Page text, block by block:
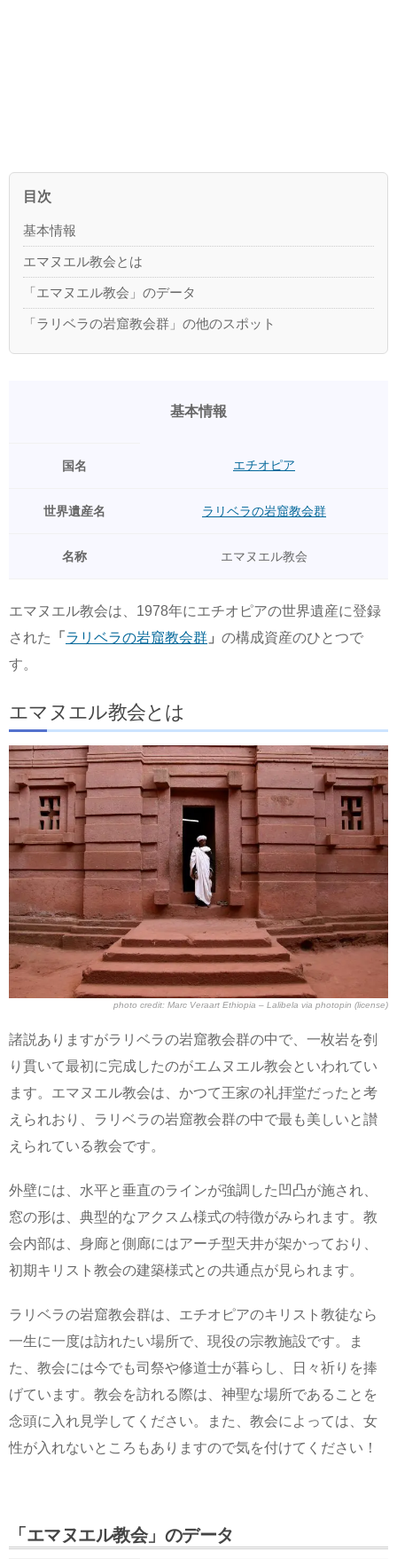
目次
基本情報
エマヌエル教会とは
「エマヌエル教会」のデータ
「ラリベラの岩窟教会群」の他のスポット
基本情報
国名 エチオピア
世界遺産名 ラリベラの岩窟教会群
名称 エマヌエル教会
エマヌエル教会は、1978年にエチオピアの世界遺産に登録
された
「 ラリベラの岩窟教会群 」 の構成資産のひとつで
す。
エマヌエル教会とは
photo credit: Marc Veraart Ethiopia – Lalibela via photopin (license)
諸説ありますがラリベラの岩窟教会群の中で、一枚岩を刳
り貫いて最初に完成したのがエムヌエル教会といわれてい
ます。エマヌエル教会は、かつて王家の礼拝堂だったと考
えられおり、ラリベラの岩窟教会群の中で最も美しいと讃
えられている教会です。
外壁には、水平と垂直のラインが強調した凹凸が施され、
窓の形は、典型的なアクスム様式の特徴がみられます。教
会内部は、身廊と側廊にはアーチ型天井が架かっており、
初期キリスト教会の建築様式との共通点が見られます。
ラリベラの岩窟教会群は、エチオピアのキリスト教徒なら
一生に一度は訪れたい場所で、現役の宗教施設です。ま
た、教会には今でも司祭や修道士が暮らし、日々祈りを捧
げています。教会を訪れる際は、神聖な場所であることを
念頭に入れ見学してください。また、教会によっては、女
性が入れないところもありますので気を付けてください！
「エマヌエル教会」のデータ